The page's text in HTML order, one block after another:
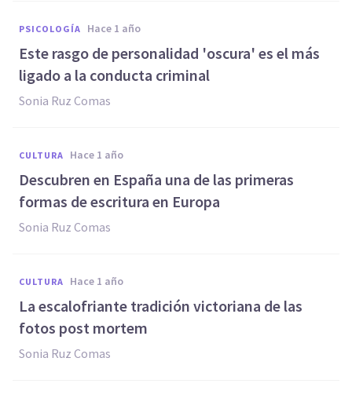
PSICOLOGÍA hace 1 año
Este rasgo de personalidad 'oscura' es el más
ligado a la conducta criminal
Sonia Ruz Comas
CULTURA hace 1 año
Descubren en España una de las primeras
formas de escritura en Europa
Sonia Ruz Comas
CULTURA hace 1 año
La escalofriante tradición victoriana de las
fotos post mortem
Sonia Ruz Comas